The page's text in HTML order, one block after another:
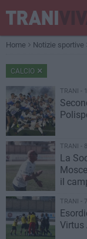
Home Notizie sportive
CALCIO
TRANI -
TRANI -
La
il
TRANI -
Virtus